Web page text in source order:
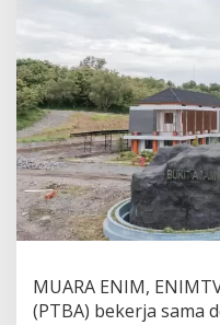
MUARA ENIM,
(PTBA) bekerja sama